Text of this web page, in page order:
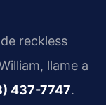
reckless
llame a
437-7747.